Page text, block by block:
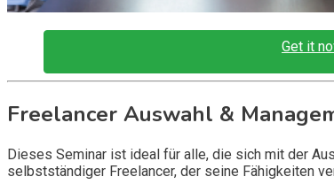
Get it
Freelancer Auswahl &
Dieses Seminar ist ideal für alle, die sich mit der
selbstständiger Freelancer, der seine Fähigkeiten